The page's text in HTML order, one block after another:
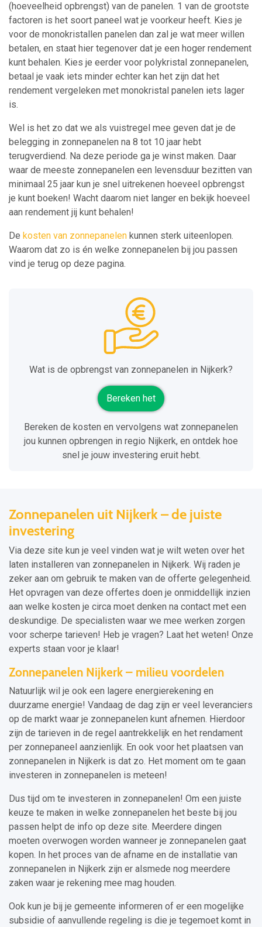
(hoeveelheid opbrengst) van de panelen. 1 van de grootste
factoren is het soort paneel wat je voorkeur heeft. Kies je
voor de monokristallen panelen dan zal je wat meer willen
betalen, en staat hier tegenover dat je een hoger rendement
kunt behalen. Kies je eerder voor polykristal zonnepanelen,
betaal je vaak iets minder echter kan het zijn dat het
rendement vergeleken met monokristal panelen iets lager
is.
Wel is het zo dat we als vuistregel mee geven dat je de
belegging in zonnepanelen na 8 tot 10 jaar hebt
terugverdiend. Na deze periode ga je winst maken. Daar
waar de meeste zonnepanelen een levensduur bezitten van
minimaal 25 jaar kun je snel uitrekenen hoeveel opbrengst
je kunt boeken! Wacht daarom niet langer en bekijk hoeveel
aan rendement jij kunt behalen!
De kosten van zonnepanelen kunnen sterk uiteenlopen.
Waarom dat zo is én welke zonnepanelen bij jou passen
vind je terug op deze pagina.
Wat is de opbrengst van zonnepanelen in Nijkerk?
Bereken het
Bereken de kosten en vervolgens wat zonnepanelen
jou kunnen opbrengen in regio Nijkerk, en ontdek hoe
snel je jouw investering eruit hebt.
Zonnepanelen uit Nijkerk – de juiste
investering
Via deze site kun je veel vinden wat je wilt weten over het
laten installeren van zonnepanelen in Nijkerk. Wij raden je
zeker aan om gebruik te maken van de offerte gelegenheid.
Het opvragen van deze offertes doen je onmiddellijk inzien
aan welke kosten je circa moet denken na contact met een
deskundige. De specialisten waar we mee werken zorgen
voor scherpe tarieven! Heb je vragen? Laat het weten! Onze
experts staan voor je klaar!
Zonnepanelen Nijkerk – milieu voordelen
Natuurlijk wil je ook een lagere energierekening en
duurzame energie! Vandaag de dag zijn er veel leveranciers
op de markt waar je zonnepanelen kunt afnemen. Hierdoor
zijn de tarieven in de regel aantrekkelijk en het rendament
per zonnepaneel aanzienlijk. En ook voor het plaatsen van
zonnepanelen in Nijkerk is dat zo. Het moment om te gaan
investeren in zonnepanelen is meteen!
Dus tijd om te investeren in zonnepanelen! Om een juiste
keuze te maken in welke zonnepanelen het beste bij jou
passen helpt de info op deze site. Meerdere dingen
moeten overwogen worden wanneer je zonnepanelen gaat
kopen. In het proces van de afname en de installatie van
zonnepanelen in Nijkerk zijn er alsmede nog meerdere
zaken waar je rekening mee mag houden.
Ook kun je bij je gemeente informeren of er een mogelijke
subsidie of aanvullende regeling is die je tegemoet komt in